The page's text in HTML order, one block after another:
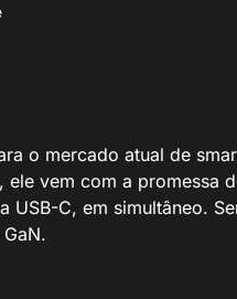
o mercado atual de
vem com a promessa
USB-C, em simultâneo.